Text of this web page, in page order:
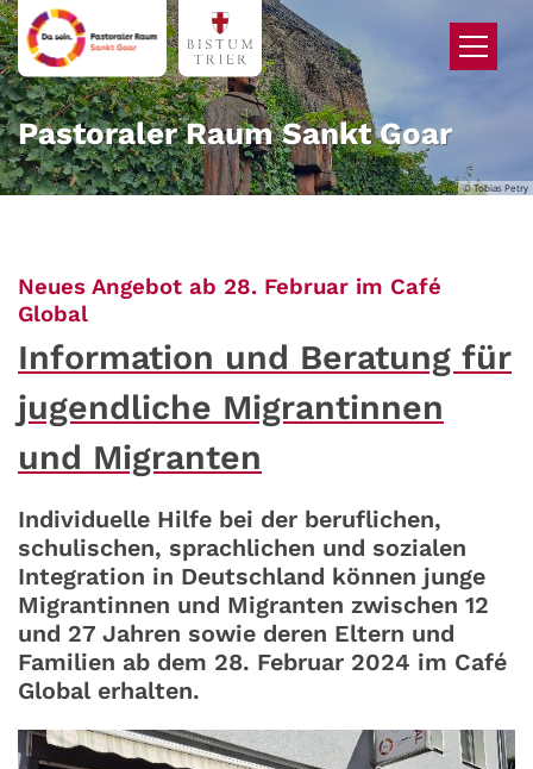
Zum Inhalt springen
© Tobias Petry
Pastoraler Raum Sankt Goar
Neues Angebot ab 28. Februar im Café
Global:
Information und Beratung für
jugendliche Migrantinnen
und Migranten
Individuelle Hilfe bei der beruflichen,
schulischen, sprachlichen und sozialen
Integration in Deutschland können junge
Migrantinnen und Migranten zwischen 12
und 27 Jahren sowie deren Eltern und
Familien ab dem 28. Februar 2024 im Café
Global erhalten.